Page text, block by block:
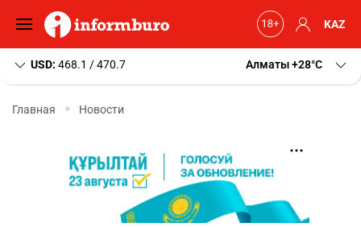
KAZ
USD: 468.1 / 470.7 Алматы+28 C
Главная Новости